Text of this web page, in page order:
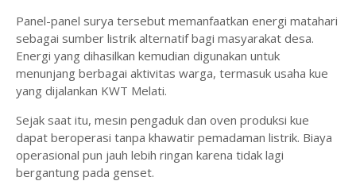
Panel-panel surya tersebut memanfaatkan energi matahari
sebagai sumber listrik alternatif bagi masyarakat desa.
Energi yang dihasilkan kemudian digunakan untuk
menunjang berbagai aktivitas warga, termasuk usaha kue
yang dijalankan KWT Melati.
Sejak saat itu, mesin pengaduk dan oven produksi kue
dapat beroperasi tanpa khawatir pemadaman listrik. Biaya
operasional pun jauh lebih ringan karena tidak lagi
bergantung pada genset.